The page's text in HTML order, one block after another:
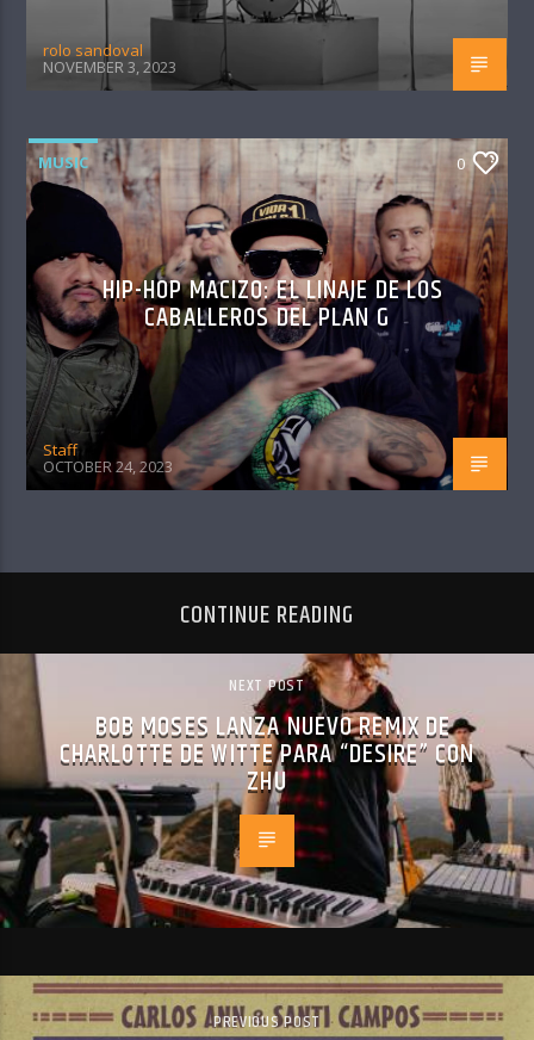
rolo sandoval
NOVEMBER 3, 2023
MUSIC 0
HIP-HOP MACIZO: EL LINAJE DE LOS
CABALLEROS DEL PLAN G
Staff
OCTOBER 24, 2023
CONTINUE READING
NEXT POST
BOB MOSES LANZA NUEVO REMIX DE
CHARLOTTE DE WITTE PARA “DESIRE” CON
ZHU
PREVIOUS POST